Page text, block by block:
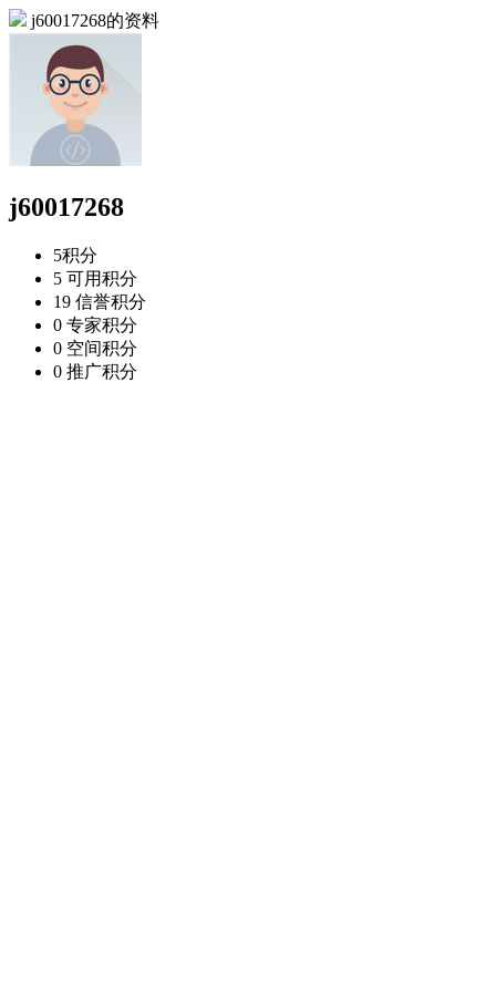
j60017268的资料
j60017268
5积分
5 可用积分
19 信誉积分
0 专家积分
0 空间积分
0 推广积分